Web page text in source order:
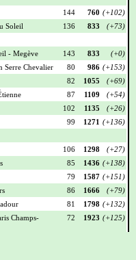
144 760 (+102)
Soleil 136 833
(+73)
- Megève 143 833
(+0)
Serre Chevalier 80 986 (+153)
82 1055
(+69)
87 1109
(+54)
102 1135
(+26)
99 1271 (+136)
106 1298
(+27)
85 1436 (+138)
79 1587 (+151)
86 1666
(+79)
81 1798 (+132)
Champs-
72 1923 (+125)